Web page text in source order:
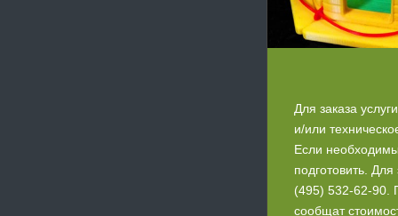
Для заказа
и/или
Если
подготовить.
(495) 532-62-90.
сообщат